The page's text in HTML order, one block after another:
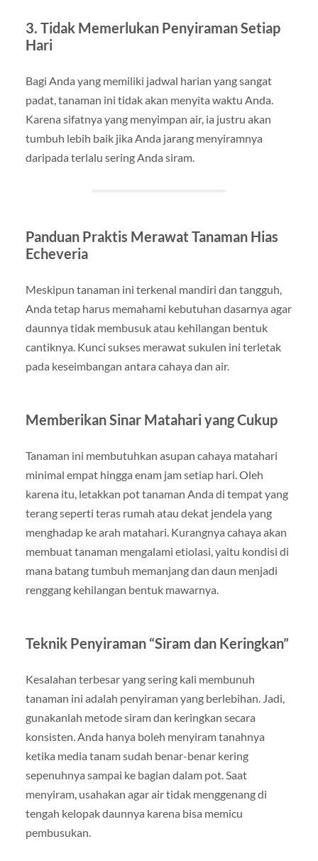
3. Tidak Memerlukan Penyiraman Setiap
Hari
Bagi Anda yang memiliki jadwal harian yang sangat
padat, tanaman ini tidak akan menyita waktu Anda.
Karena sifatnya yang menyimpan air, ia justru akan
tumbuh lebih baik jika Anda jarang menyiramnya
daripada terlalu sering Anda siram.
Panduan Praktis Merawat Tanaman Hias
Echeveria
Meskipun tanaman ini terkenal mandiri dan tangguh,
Anda tetap harus memahami kebutuhan dasarnya agar
daunnya tidak membusuk atau kehilangan bentuk
cantiknya. Kunci sukses merawat sukulen ini terletak
pada keseimbangan antara cahaya dan air.
Memberikan Sinar Matahari yang Cukup
Tanaman ini membutuhkan asupan cahaya matahari
minimal empat hingga enam jam setiap hari. Oleh
karena itu, letakkan pot tanaman Anda di tempat yang
terang seperti teras rumah atau dekat jendela yang
menghadap ke arah matahari. Kurangnya cahaya akan
membuat tanaman mengalami etiolasi, yaitu kondisi di
mana batang tumbuh memanjang dan daun menjadi
renggang kehilangan bentuk mawarnya.
Teknik Penyiraman “Siram dan Keringkan”
Kesalahan terbesar yang sering kali membunuh
tanaman ini adalah penyiraman yang berlebihan. Jadi,
gunakanlah metode siram dan keringkan secara
konsisten. Anda hanya boleh menyiram tanahnya
ketika media tanam sudah benar-benar kering
sepenuhnya sampai ke bagian dalam pot. Saat
menyiram, usahakan agar air tidak menggenang di
tengah kelopak daunnya karena bisa memicu
pembusukan.